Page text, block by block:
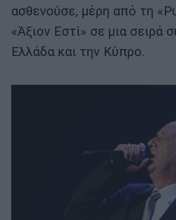
ασθενούσε, μέρη από τη
«Άξιον Εστί» σε μια σειρά
Ελλάδα και την Κύπρο.